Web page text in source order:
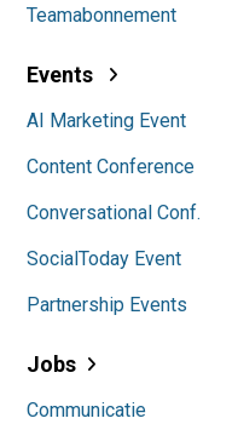
Teamabonnement
Events
AI Marketing Event
Content Conference
Conversational Conf.
SocialToday Event
Partnership Events
Jobs
Communicatie